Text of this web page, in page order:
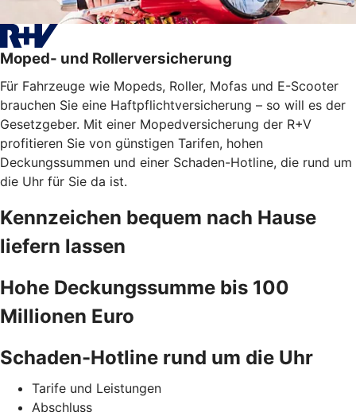
Moped- und Rollerversicherung
Für Fahrzeuge wie Mopeds, Roller, Mofas und E-Scooter
brauchen Sie eine Haftpflichtversicherung – so will es der
Gesetzgeber. Mit einer Mopedversicherung der R+V
profitieren Sie von günstigen Tarifen, hohen
Deckungssummen und einer Schaden-Hotline, die rund um
die Uhr für Sie da ist.
Kennzeichen bequem nach Hause
liefern lassen
Hohe Deckungssumme bis 100
Millionen Euro
Schaden-Hotline rund um die Uhr
Tarife und Leistungen
Abschluss